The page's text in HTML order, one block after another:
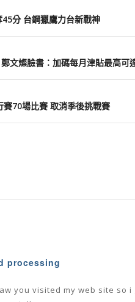
分 台鋼獵鷹力台新戰神
文燦臉書：加碼每月津貼最高可
70場比賽 取消季後挑戰賽
processing
you visited my web site so